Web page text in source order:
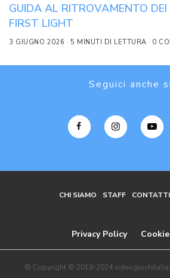
GUIDA AL RITROVAMENTO
FIRST LIGHT
3 GIUGNO 2026 5 MINUTI DI LETTURA 0
Seguici anche
CHI SIAMO STAFF CONTATTI
Privacy Policy
© Copyright © 2019-2024